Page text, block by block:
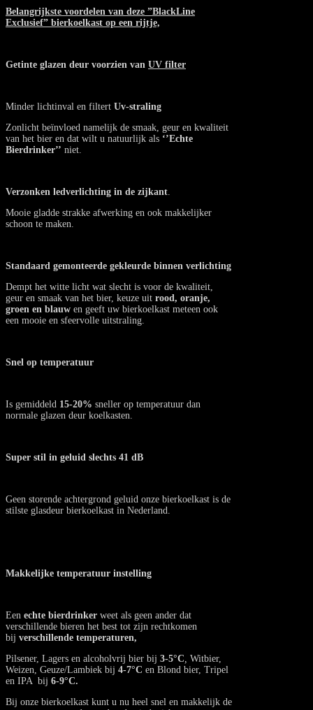
Belangrijkste voordelen van deze ”BlackLine
Exclusief” bierkoelkast op een rijtje,
Getinte glazen deur voorzien van UV filter
Minder lichtinval en filtert Uv-straling
Zonlicht beïnvloed namelijk de smaak, geur en kwaliteit
van het bier en dat wilt u natuurlijk als ‘’Echte
Bierdrinker’’ niet.
Verzonken ledverlichting in de zijkant.
Mooie gladde strakke afwerking en ook makkelijker
schoon te maken.
Standaard gemonteerde gekleurde binnen verlichting
Dempt het witte licht wat slecht is voor de kwaliteit,
geur en smaak van het bier, keuze uit rood, oranje,
groen en blauw en geeft uw bierkoelkast meteen ook
een mooie en sfeervolle uitstraling.
Snel op temperatuur
Is gemiddeld 15-20% sneller op temperatuur dan
normale glazen deur koelkasten.
Super stil in geluid slechts 41 dB
Geen storende achtergrond geluid onze bierkoelkast is de
stilste glasdeur bierkoelkast in Nederland.
Makkelijke temperatuur instelling
Een echte bierdrinker weet als geen ander dat
verschillende bieren het best tot zijn rechtkomen
bij verschillende temperaturen,
Pilsener, Lagers en alcoholvrij bier bij 3-5°C, Witbier,
Weizen, Geuze/Lambiek bij 4-7°C en Blond bier, Tripel
en IPA bij 6-9°C.
Bij onze bierkoelkast kunt u nu heel snel en makkelijk de